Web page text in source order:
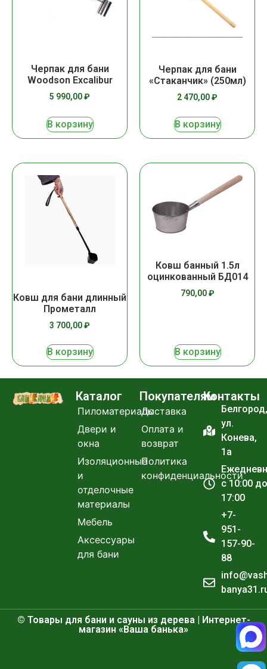
Черпак для бани
Woodson Excalibur
5 990,00₽
В корзину
Черпак для бани
«Стаканчик» (250мл)
2 470,00₽
В корзину
Ковш для бани длинный
Прометалл
3 700,00₽
В корзину
Ковш банный 1.5л
оцинкованный БД014
790,00₽
В корзину
Каталог
Пиломатериалы
Двери и
окна
Изоляционные
и
отделочные
материалы
Мебель
Аксессуары
для бани
Покупателям
Доставка
Оплата и
возврат
Политика
конфиденциальности
Контакты
Белгород,
ул.
Конева,
1а
с 10:00 до
17:00
+7-
951-
157-90-
88
© Товары для бани и сауны из дерева | Интернет-
магазин «Ваша банька»